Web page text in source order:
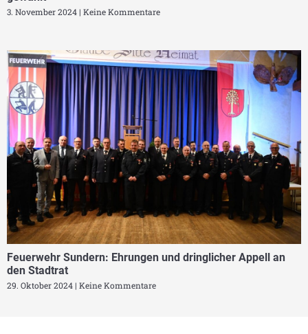
3. November 2024 Keine Kommentare
Feuerwehr Sundern: Ehrungen und dringlicher Appell an
den Stadtrat
29. Oktober 2024 Keine Kommentare